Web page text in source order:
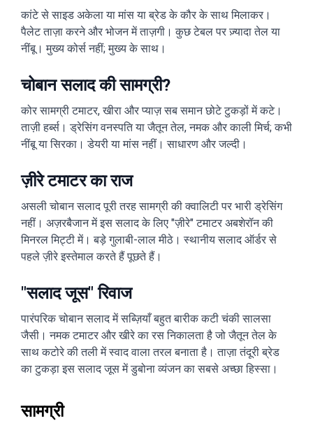
कांटे से साइड अकेला या मांस या ब्रेड के कौर के साथ मिलाकर।
पैलेट ताज़ा करने और भोजन में ताज़गी। कुछ टेबल पर ज़्यादा तेल या
नींबू। मुख्य कोर्स नहीं; मुख्य के साथ।
चोबान सलाद की सामग्री?
कोर सामग्री टमाटर, खीरा और प्याज़ सब समान छोटे टुकड़ों में कटे।
ताज़ी हर्ब्स। ड्रेसिंग वनस्पति या जैतून तेल, नमक और काली मिर्च; कभी
नींबू या सिरका। डेयरी या मांस नहीं। साधारण और जल्दी।
ज़ीरे टमाटर का राज
असली चोबान सलाद पूरी तरह सामग्री की क्वालिटी पर भारी ड्रेसिंग
नहीं। अज़रबैजान में इस सलाद के लिए "ज़ीरे" टमाटर अबशेरॉन की
मिनरल मिट्टी में। बड़े गुलाबी-लाल मीठे। स्थानीय सलाद ऑर्डर से
पहले ज़ीरे इस्तेमाल करते हैं पूछते हैं।
"सलाद जूस" रिवाज
पारंपरिक चोबान सलाद में सब्ज़ियाँ बहुत बारीक कटी चंकी सालसा
जैसी। नमक टमाटर और खीरे का रस निकालता है जो जैतून तेल के
साथ कटोरे की तली में स्वाद वाला तरल बनाता है। ताज़ा तंदूरी ब्रेड
का टुकड़ा इस सलाद जूस में डुबोना व्यंजन का सबसे अच्छा हिस्सा।
सामग्री